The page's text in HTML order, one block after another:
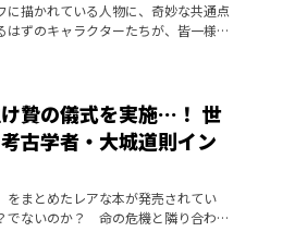
に描かれている人物に、奇妙な共通点
はずのキャラクターたちが、皆一様に
贄の儀式を実施…！ 世
古学者・大城道則イン
をまとめたレアな本が発売されてい
でないのか？ 命の危機と隣り合わせ